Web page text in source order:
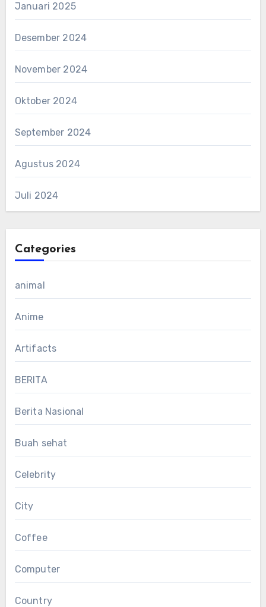
Januari 2025
Desember 2024
November 2024
Oktober 2024
September 2024
Agustus 2024
Juli 2024
Categories
animal
Anime
Artifacts
BERITA
Berita Nasional
Buah sehat
Celebrity
City
Coffee
Computer
Country